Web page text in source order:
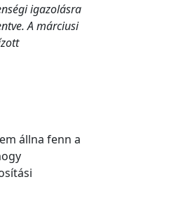
igazolásra
A márciusi
állna fenn a